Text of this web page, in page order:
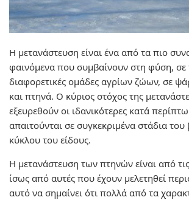
Η μετανάστευση είναι ένα από τα πιο
φαινόμενα που συμβαίνουν στη φύση, σε
διαφορετικές ομάδες αγρίων ζώων, σε
και πτηνά. Ο κύριος στόχος της
εξευρεθούν οι ιδανικότερες κατά
απαιτούνται σε συγκεκριμένα στάδια του
κύκλου του είδους.
Η μετανάστευση των πτηνών είναι από
ίσως από αυτές που έχουν μελετηθεί
αυτό να σημαίνει ότι πολλά από τα